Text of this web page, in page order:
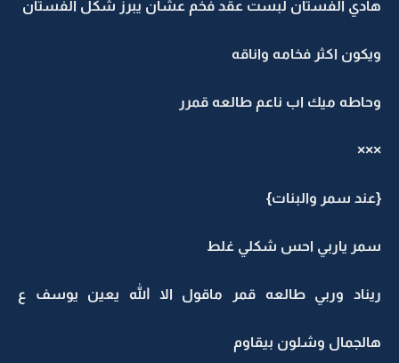
هادي الفستان لبست عقد فخم عشان يبرز شكل الفستان
ويكون اكثر فخامه واناقه
وحاطه ميك اب ناعم طالعه قمرر
×××
{عند سمر والبنات}
سمر ياربي احس شكلي غلط
ريناد وربي طالعه قمر ماقول الا الله يعين يوسف ع
هالجمال وشلون بيقاوم